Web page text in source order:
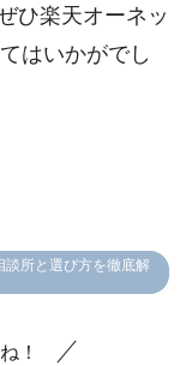
ひ楽天オーネッ
はいかがでし
所と選び方を徹底解
！